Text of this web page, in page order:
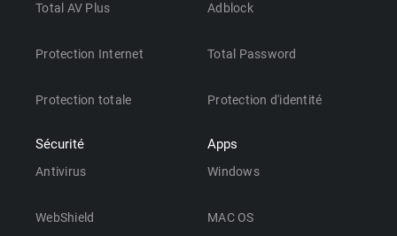
Total AV Plus
Protection Internet
Protection totale
Sécurité
Antivirus
WebShield
Adblock
Total Password
Protection d'identité
Apps
Windows
MAC OS